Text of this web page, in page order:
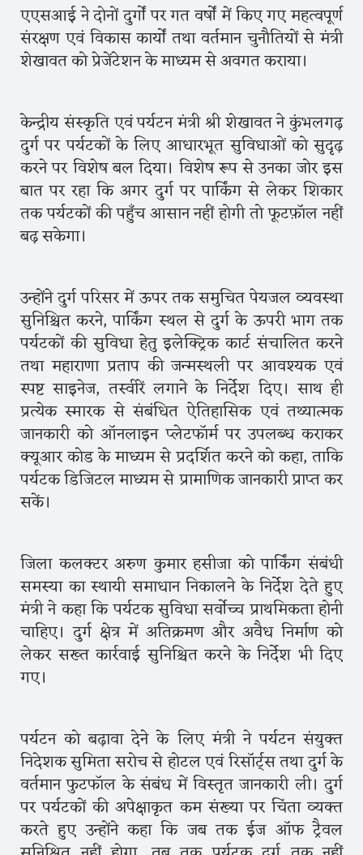
एएसआई ने दोनों दुर्गों पर गत वर्षों में किए गए महत्वपूर्ण
संरक्षण एवं विकास कार्यों तथा वर्तमान चुनौतियों से मंत्री
शेखावत को प्रेजेंटेशन के माध्यम से अवगत कराया।
केन्द्रीय संस्कृति एवं पर्यटन मंत्री श्री शेखावत ने कुंभलगढ़
दुर्ग पर पर्यटकों के लिए आधारभूत सुविधाओं को सुदृढ़
करने पर विशेष बल दिया। विशेष रूप से उनका जोर इस
बात पर रहा कि अगर दुर्ग पर पार्किंग से लेकर शिकार
तक पर्यटकों की पहुँच आसान नहीं होगी तो फूटफ़ॉल नहीं
बढ़ सकेगा।
उन्होंने दुर्ग परिसर में ऊपर तक समुचित पेयजल व्यवस्था
सुनिश्चित करने, पार्किंग स्थल से दुर्ग के ऊपरी भाग तक
पर्यटकों की सुविधा हेतु इलेक्ट्रिक कार्ट संचालित करने
तथा महाराणा प्रताप की जन्मस्थली पर आवश्यक एवं
स्पष्ट साइनेज, तस्वीरें लगाने के निर्देश दिए। साथ ही
प्रत्येक स्मारक से संबंधित ऐतिहासिक एवं तथ्यात्मक
जानकारी को ऑनलाइन प्लेटफॉर्म पर उपलब्ध कराकर
क्यूआर कोड के माध्यम से प्रदर्शित करने को कहा, ताकि
पर्यटक डिजिटल माध्यम से प्रामाणिक जानकारी प्राप्त कर
सकें।
जिला कलक्टर अरुण कुमार हसीजा को पार्किंग संबंधी
समस्या का स्थायी समाधान निकालने के निर्देश देते हुए
मंत्री ने कहा कि पर्यटक सुविधा सर्वोच्च प्राथमिकता होनी
चाहिए। दुर्ग क्षेत्र में अतिक्रमण और अवैध निर्माण को
लेकर सख्त कार्रवाई सुनिश्चित करने के निर्देश भी दिए
गए।
पर्यटन को बढ़ावा देने के लिए मंत्री ने पर्यटन संयुक्त
निदेशक सुमिता सरोच से होटल एवं रिसॉर्ट्स तथा दुर्ग के
वर्तमान फुटफॉल के संबंध में विस्तृत जानकारी ली। दुर्ग
पर पर्यटकों की अपेक्षाकृत कम संख्या पर चिंता व्यक्त
करते हुए उन्होंने कहा कि जब तक ईज ऑफ ट्रैवल